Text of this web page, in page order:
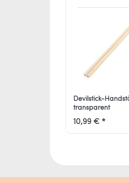
Devilstick-
transparent
10,99 € *